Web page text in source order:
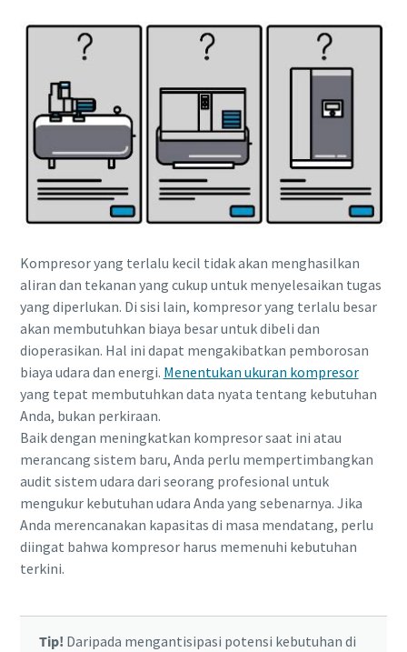
Semua yang perlu Anda ketahui tentang
proses pneumatic conveying
Lihat bagaimana Anda bisa menciptakan proses
pneumatic conveying yang lebih efisien.
Selengkapnya
Kompresor yang terlalu kecil tidak akan menghasilkan
aliran dan tekanan yang cukup untuk menyelesaikan tugas
yang diperlukan. Di sisi lain, kompresor yang terlalu besar
akan membutuhkan biaya besar untuk dibeli dan
dioperasikan. Hal ini dapat mengakibatkan pemborosan
biaya udara dan energi. Menentukan ukuran kompresor
yang tepat membutuhkan data nyata tentang kebutuhan
Anda, bukan perkiraan.
Baik dengan meningkatkan kompresor saat ini atau
merancang sistem baru, Anda perlu mempertimbangkan
audit sistem udara dari seorang profesional untuk
mengukur kebutuhan udara Anda yang sebenarnya. Jika
Anda merencanakan kapasitas di masa mendatang, perlu
diingat bahwa kompresor harus memenuhi kebutuhan
terkini.
Tip! Daripada mengantisipasi potensi kebutuhan di